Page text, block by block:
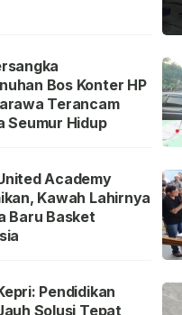
Bos Konter HP
Terancam
Seumur Hidup
Academy
Kawah Lahirnya
Baru Basket
Pendidikan
Solusi Tepat